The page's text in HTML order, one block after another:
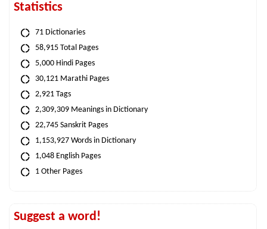
Statistics
71 Dictionaries
58,915 Total Pages
5,000 Hindi Pages
30,121 Marathi Pages
2,921 Tags
2,309,309 Meanings in Dictionary
22,745 Sanskrit Pages
1,153,927 Words in Dictionary
1,048 English Pages
1 Other Pages
Suggest a word!